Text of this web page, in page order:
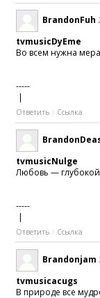
BrandonFuh
tvmusicDyEme
Во всем нужна
-----
|
Ответить Ссылка
tvmusicNulge
Любовь —
-----
|
Ответить Ссылка
Brandonjam
tvmusicacugs
В природе все